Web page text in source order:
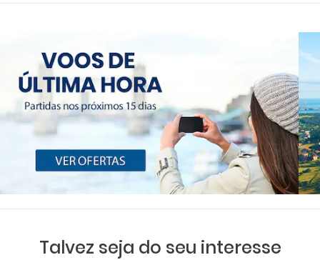
Talvez seja do seu interesse